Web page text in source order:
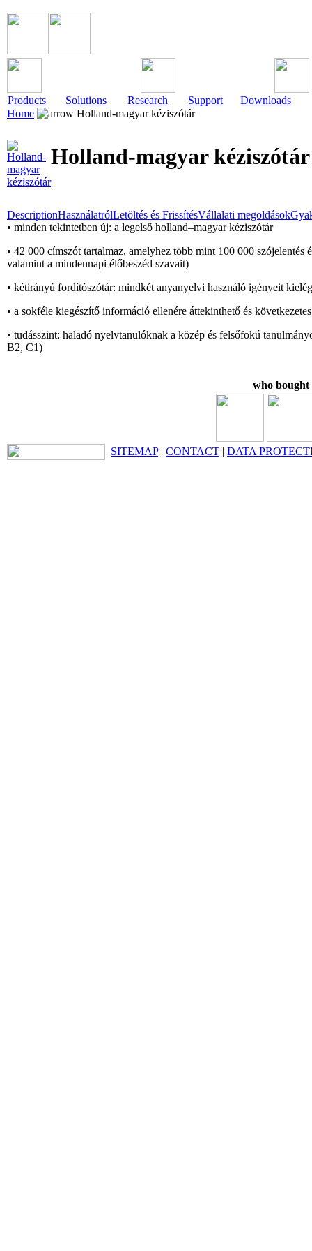
Products Solutions Research Support
Downloads
Home
Holland-magyar kéziszótár
Holland-magyar kéziszótár
DescriptionHasználatrólLetöltés és FrissítésVállalati megoldások
• minden tekintetben új: a legelső holland–magyar kéziszótár
• 42 000 címszót tartalmaz, amelyhez több mint 100 000
valamint a mindennapi élőbeszéd szavait)
• kétirányú fordítószótár: mindkét anyanyelvi használó igényeit
• a sokféle kiegészítő információ ellenére áttekinthető és
• tudásszint: haladó nyelvtanulóknak a közép és felsőfokú
B2, C1)
who bought
SITEMAP| CONTACT | DATA